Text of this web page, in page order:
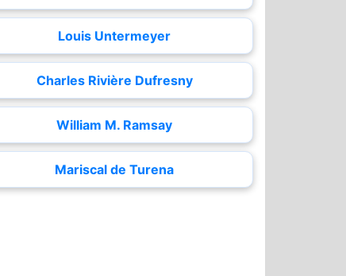
Louis Untermeyer
Charles Rivière Dufresny
William M. Ramsay
Mariscal de Turena